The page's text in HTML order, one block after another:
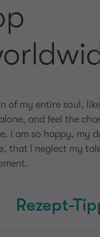
of my entire soul,
and feel the
I am so happy, my
that I neglect my
Rezept-